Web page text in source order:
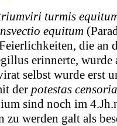
turmis
equitum
die an
erinnerte,
selbst wurde erst
der potestas censoria
sind noch im
zu werden galt als